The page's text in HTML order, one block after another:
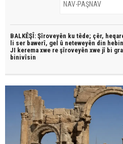
BALKÊŞÎ: Şîroveyên ku têde; çêr,
li ser bawerî, gel û neteweyên din
JI kerema xwe re şîroveyên xwe jî bi
binivîsin